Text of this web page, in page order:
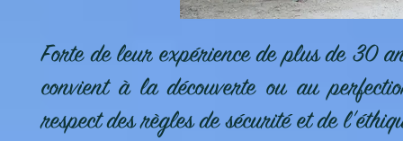
Forte de leur expérience de plus de 30
convient à la découverte ou au
respect des règles de sécurité et de